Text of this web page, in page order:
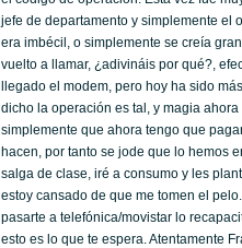
jefe de departamento y simplemente el
era imbécil, o simplemente se creí­a
vuelto a llamar, ¿adivináis por qué?,
llegado el modem, pero hoy ha sido
dicho la operación es tal, y magia
simplemente que ahora tengo que
hacen, por tanto se jode que lo hemos
salga de clase, iré a consumo y les
estoy cansado de que me tomen el
pasarte a telefónica/movistar lo
esto es lo que te espera. Atentamente